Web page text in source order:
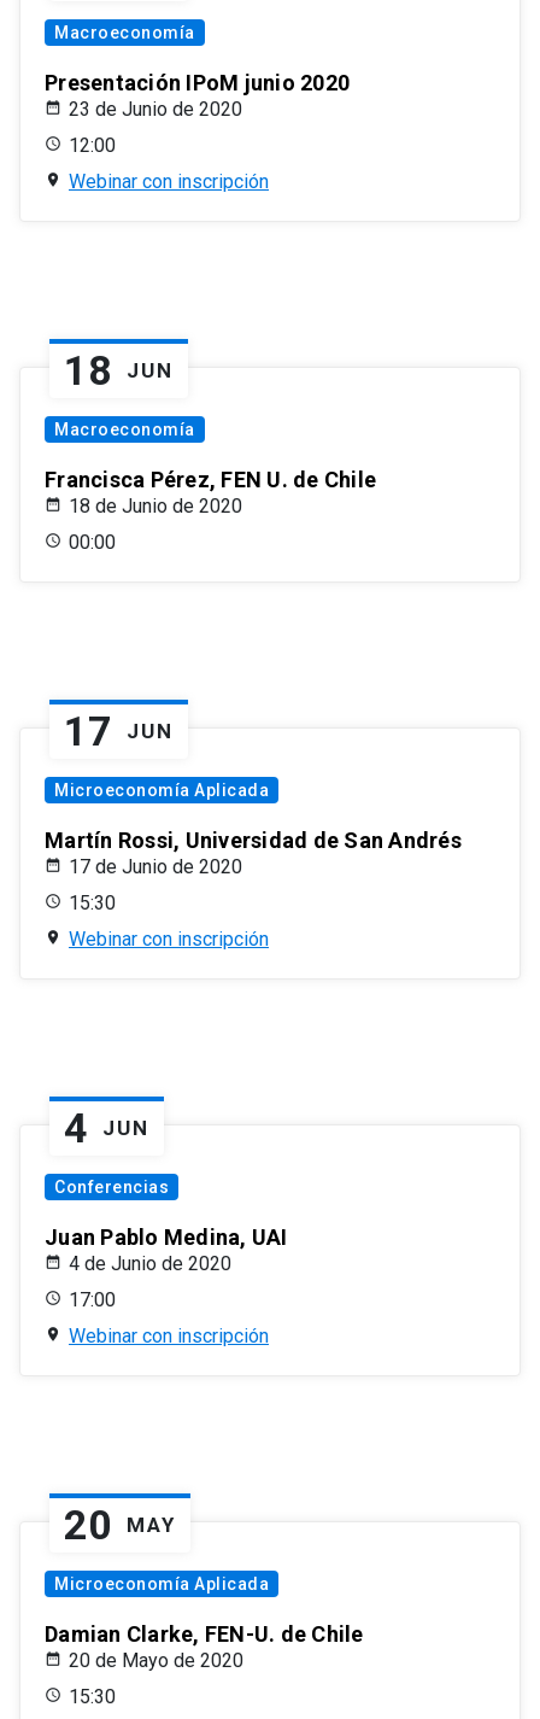
Macroeconomía
Presentación IPoM junio 2020
23 de Junio de 2020
12:00
Webinar con inscripción
18 JUN
Macroeconomía
Francisca Pérez, FEN U. de Chile
18 de Junio de 2020
00:00
17 JUN
Microeconomía Aplicada
Martín Rossi, Universidad de San Andrés
17 de Junio de 2020
15:30
Webinar con inscripción
4 JUN
Conferencias
Juan Pablo Medina, UAI
4 de Junio de 2020
17:00
Webinar con inscripción
20 MAY
Microeconomía Aplicada
Damian Clarke, FEN-U. de Chile
20 de Mayo de 2020
15:30